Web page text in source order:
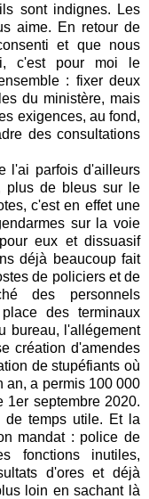
sont indignes. Les
aime. En retour de
et que nous
c'est pour moi le
: fixer deux
du ministère, mais
exigences, au fond,
des consultations
l'ai parfois d'ailleurs
plus de bleus sur le
c'est en effet une
sur la voie
eux et dissuasif
déjà beaucoup fait
de policiers et de
des personnels
des terminaux
bureau, l'allégement
création d'amendes
de stupéfiants où
an, a permis 100 000
1er septembre 2020.
de temps utile. Et la
mandat : police de
fonctions inutiles,
d'ores et déjà
loin en sachant là